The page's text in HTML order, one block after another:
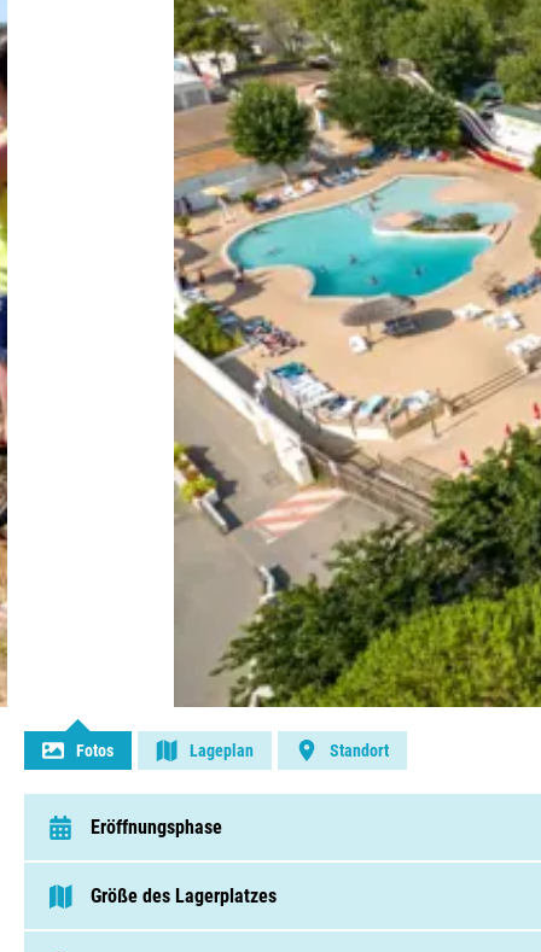
Nachrichten / Blog
Häufig gestellte Fragen
Meinen Campingplatz anmelden
Zusammenarbeit / Werbung
Fotos Lageplan Standort
Eröffnungsphase
van 29 April t/m 23 September
Größe des Lagerplatzes
> 250 Pitches